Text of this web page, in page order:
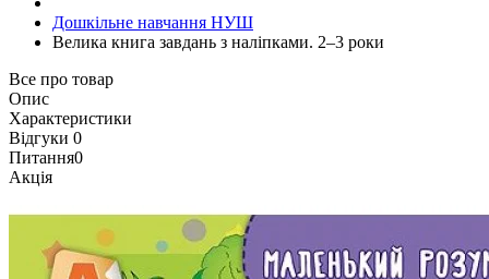
Дошкільне навчання НУШ
Велика книга завдань з наліпками. 2–3 роки
Все про товар
Опис
Характеристики
Відгуки 0
Питання0
Акція